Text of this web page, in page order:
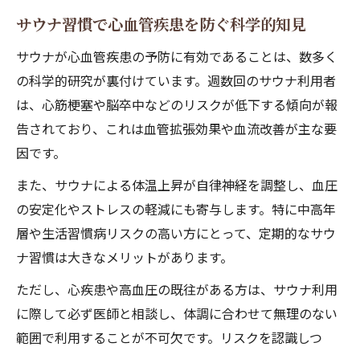
サウナ習慣で心血管疾患を防ぐ科学的知見
サウナが心血管疾患の予防に有効であることは、数多く
の科学的研究が裏付けています。週数回のサウナ利用者
は、心筋梗塞や脳卒中などのリスクが低下する傾向が報
告されており、これは血管拡張効果や血流改善が主な要
因です。
また、サウナによる体温上昇が自律神経を調整し、血圧
の安定化やストレスの軽減にも寄与します。特に中高年
層や生活習慣病リスクの高い方にとって、定期的なサウ
ナ習慣は大きなメリットがあります。
ただし、心疾患や高血圧の既往がある方は、サウナ利用
に際して必ず医師と相談し、体調に合わせて無理のない
範囲で利用することが不可欠です。リスクを認識しつ